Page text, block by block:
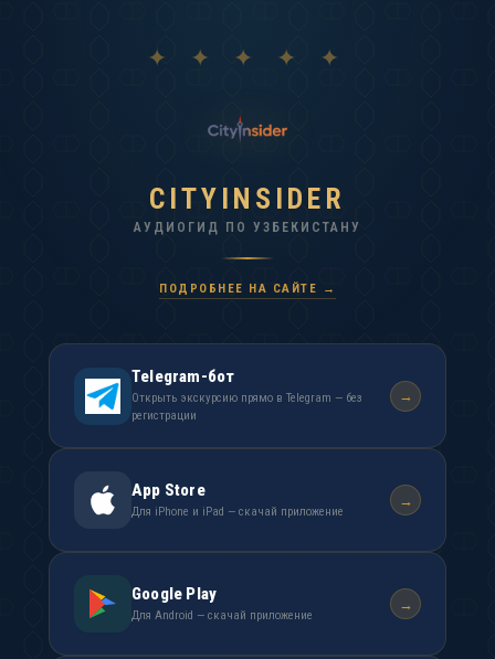
✦ ✦ ✦ ✦ ✦
CITYINSIDER
АУДИОГИД ПО УЗБЕКИСТАНУ
ПОДРОБНЕЕ НА САЙТЕ →
Telegram-бот
Открыть экскурсию прямо в Telegram — без
регистрации
→
App Store
Для iPhone и iPad — скачай приложение
→
Google Play
Для Android — скачай приложение
→